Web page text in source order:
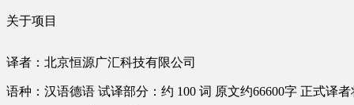
关于项目
译者：北京恒源广汇科技有限公司
语种：汉语德语 试译部分：约 100 词 原文约66600字 正式译者